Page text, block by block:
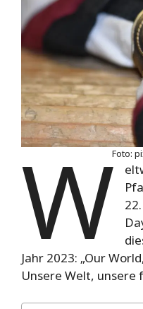
Foto:
W
Jahr 2023: „Our
Unsere Welt, unsere